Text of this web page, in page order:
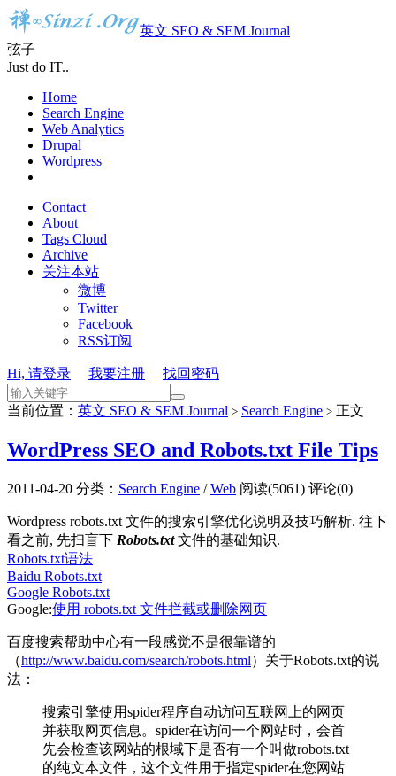
英文 SEO & SEM Journal
弦子
Just do IT..
Home
Search Engine
Web Analytics
Drupal
Wordpress
Contact
About
Tags Cloud
Archive
关注本站
微博
Twitter
Facebook
RSS订阅
Hi, 请登录 我要注册 找回密码
当前位置： 英文 SEO & SEM Journal > Search Engine > 正文
WordPress SEO and Robots.txt File Tips
2011-04-20 分类： Search Engine /Web 阅读(5061) 评论(0)
Wordpress robots.txt 文件的搜索引擎优化说明及技巧解析. 往下
看之前, 先扫盲下 Robots.txt文件的基础知识.
Robots.txt语法
Baidu Robots.txt
Google Robots.txt
Google:使用 robots.txt 文件拦截或删除网页
百度搜索帮助中心有一段感觉不是很靠谱的
（http://www.baidu.com/search/robots.html）关于Robots.txt的说
法：
搜索引擎使用spider程序自动访问互联网上的网页
并获取网页信息。spider在访问一个网站时，会首
先会检查该网站的根域下是否有一个叫做robots.txt
的纯文本文件，这个文件用于指定spider在您网站